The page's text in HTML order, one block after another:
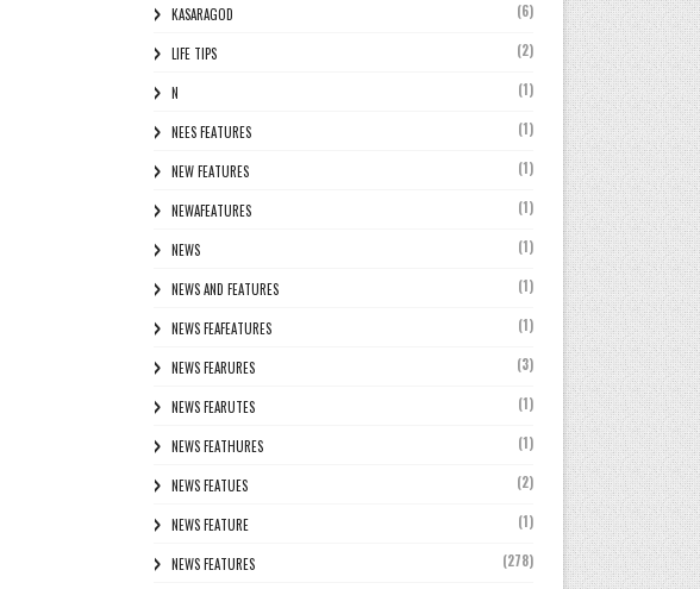
KASARAGOD (6)
LIFE TIPS (2)
N (1)
NEES FEATURES (1)
NEW FEATURES (1)
NEWAFEATURES (1)
NEWS (1)
NEWS AND FEATURES (1)
NEWS FEAFEATURES (1)
NEWS FEARURES (3)
NEWS FEARUTES (1)
NEWS FEATHURES (1)
NEWS FEATUES (2)
NEWS FEATURE (1)
NEWS FEATURES (278)